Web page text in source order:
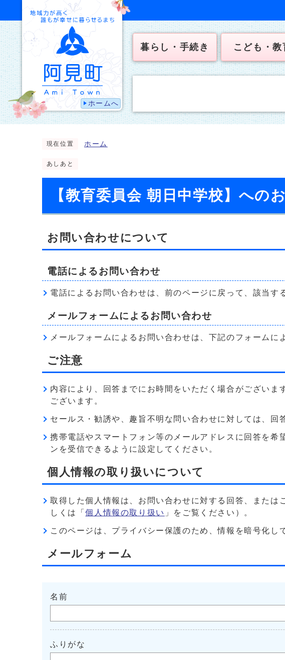
ホームへ
暮らし・手続き こども・教
現在位置 ホーム
あしあと
【教育委員会 朝日中学校】への
お問い合わせについて
電話によるお問い合わせ
電話によるお問い合わせは、前のページに戻って、該当す
メールフォームによるお問い合わせ
メールフォームによるお問い合わせは、下記のフォームに
ご注意
内容により、回答までにお時間をいただく場合がござい
ございます。
セールス・勧誘や、趣旨不明な問い合わせに対しては、回
携帯電話やスマートフォン等のメールアドレスに回答を
ンを受信できるように設定してください。
個人情報の取り扱いについて
取得した個人情報は、お問い合わせに対する回答、また
しくは「個人情報の取り扱い 」をご覧ください）。
このページは、プライバシー保護のため、情報を暗号化
メールフォーム
名前
ふりがな